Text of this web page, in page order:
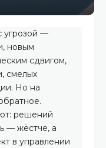
угрозой —
новым
сдвигом,
смелых
Но на
решений
— жёстче, а
в управлении